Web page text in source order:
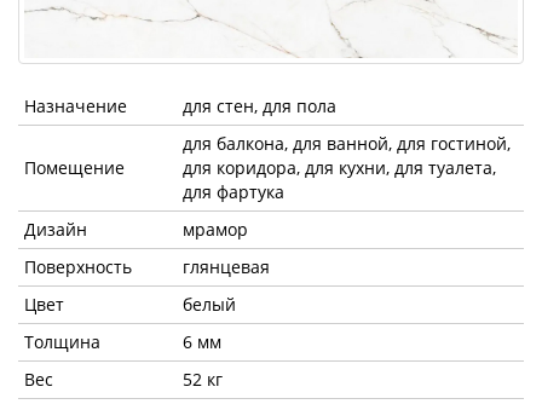
Назначение для стен, для пола
Помещение
для балкона, для ванной, для гостиной,
для коридора, для кухни, для туалета,
для фартука
Дизайн
мрамор
Поверхность
глянцевая
Цвет
белый
Толщина
6 мм
Вес
52 кг